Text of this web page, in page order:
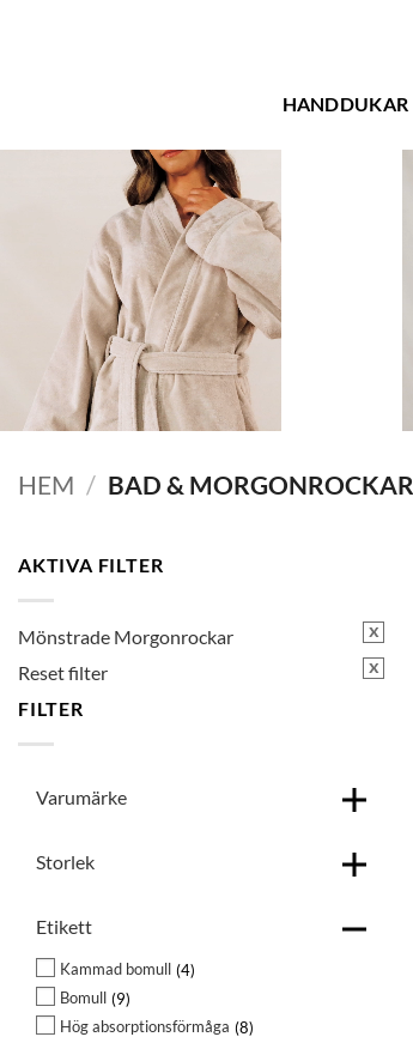
HANDDUKAR
HEM / BAD & MORGONROCKAR
AKTIVA FILTER
Mönstrade Morgonrockar
x
Reset filter
x
FILTER
Varumärke
Storlek
Etikett
Kammad bomull 4
Bomull 9
Hög absorptionsförmåga 8